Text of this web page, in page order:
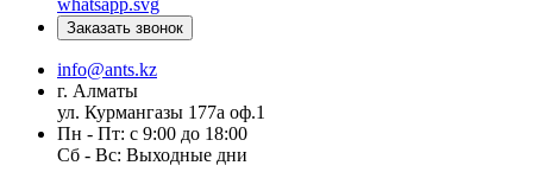
Заказать звонок
info@ants.kz
г. Алматы
ул. Курмангазы 177а оф.1
Пн - Пт: с 9:00 до 18:00
Сб - Вс: Выходные дни